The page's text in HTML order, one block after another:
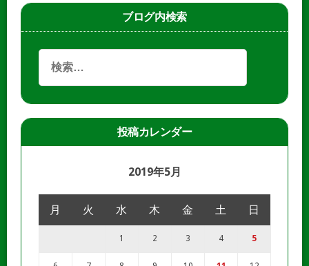
ブログ内検索
投稿カレンダー
2019年5月
月 火 水 木 金 土 日
1 2 3 4 5